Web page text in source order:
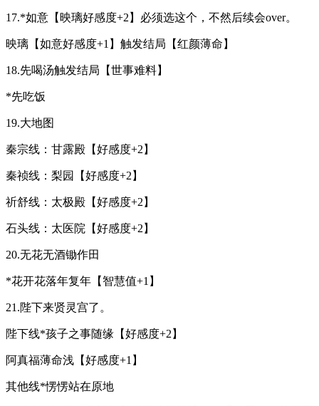
17.*如意【映璃好感度+2】必须选这个，不然后续会over。
映璃【如意好感度+1】触发结局【红颜薄命】
18.先喝汤触发结局【世事难料】
*先吃饭
19.大地图
秦宗线：甘露殿【好感度+2】
秦祯线：梨园【好感度+2】
祈舒线：太极殿【好感度+2】
石头线：太医院【好感度+2】
20.无花无酒锄作田
*花开花落年复年【智慧值+1】
21.陛下来贤灵宫了。
陛下线*孩子之事随缘【好感度+2】
阿真福薄命浅【好感度+1】
其他线*愣愣站在原地